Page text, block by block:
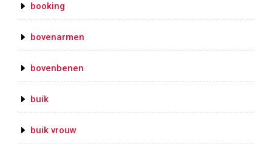
booking
bovenarmen
bovenbenen
buik
buik vrouw